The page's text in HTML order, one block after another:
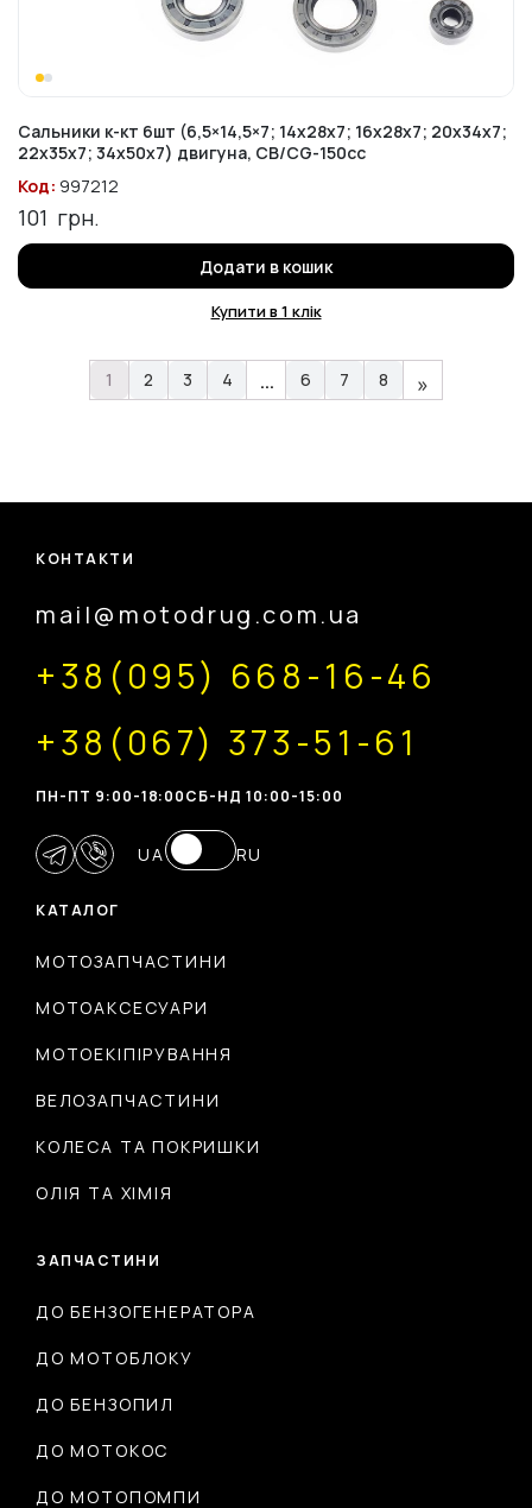
Сальники к-кт 6шт (6,5×14,5×7; 14x28x7; 16x28x7; 20x34x7;
22x35x7; 34x50x7) двигуна, CB/CG-150cc
Код: 997212
101 грн.
Додати в кошик
Купити в 1 клік
1 2 3 4 … 6 7 8 »
КАТАЛОГ
МОТОЗАПЧАСТИНИ
МОТОАКСЕСУАРИ
МОТОЕКІПІРУВАННЯ
ВЕЛОЗАПЧАСТИНИ
КОЛЕСА ТА ПОКРИШКИ
ОЛІЯ ТА ХІМІЯ
ЗАПЧАСТИНИ
ДО БЕНЗОГЕНЕРАТОРА
ДО МОТОБЛОКУ
ДО БЕНЗОПИЛ
ДО МОТОКОС
ДО МОТОПОМПИ
КОНТАКТИ
mail@motodrug.com.ua
+38(095) 668-16-46
+38(067) 373-51-61
ПН-ПТ 9:00-18:00CБ-НД 10:00-15:00
UA RU